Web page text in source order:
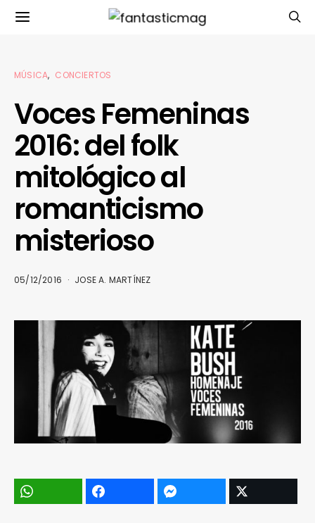
MÚSICA CONCIERTOS
Voces Femeninas
2016: del folk
mitológico al
romanticismo
misterioso
05/12/2016 JOSE A. MARTÍNEZ